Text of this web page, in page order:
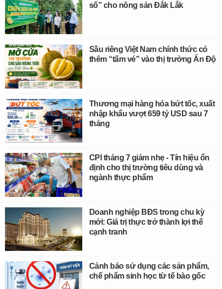
số” cho nông sản Đắk Lắk
Sầu riêng Việt Nam chính thức có
thêm “tấm vé” vào thị trường Ấn Độ
Thương mại hàng hóa bứt tốc, xuất
nhập khẩu vượt 659 tỷ USD sau 7
tháng
CPI tháng 7 giảm nhẹ - Tín hiệu ổn
định cho thị trường tiêu dùng và
ngành thực phẩm
Doanh nghiệp BĐS trong chu kỳ
mới: Giá trị thực trở thành lợi thế
cạnh tranh
Cảnh báo sử dụng các sản phẩm,
chế phẩm sinh học từ tế bào gốc